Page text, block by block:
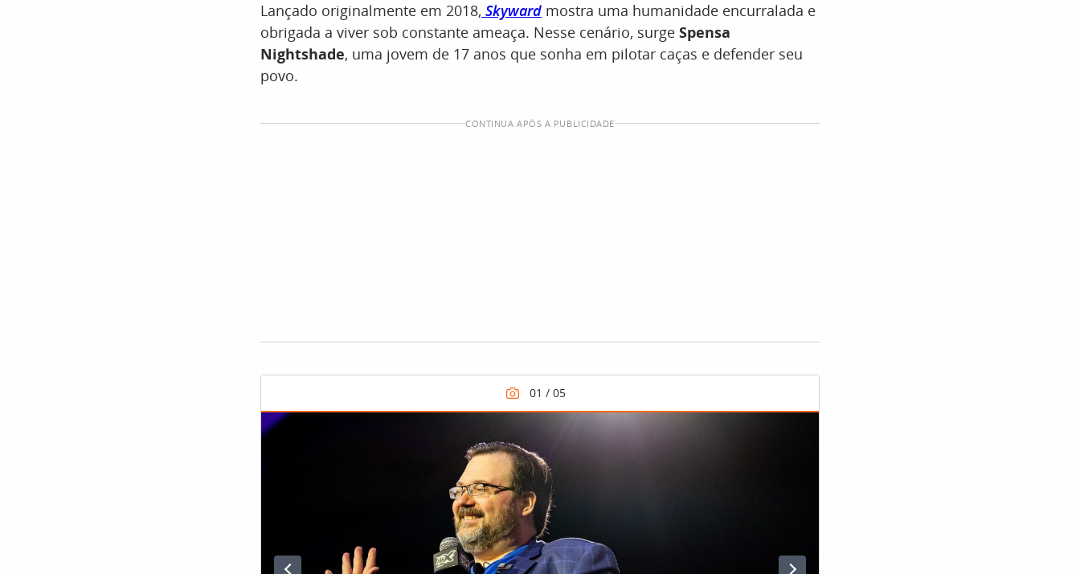
Lançado originalmente em 2018, Skyward mostra uma humanidade encurralada e
obrigada a viver sob constante ameaça. Nesse cenário, surge Spensa
Nightshade, uma jovem de 17 anos que sonha em pilotar caças e defender seu
povo.
CONTINUA APÓS A PUBLICIDADE